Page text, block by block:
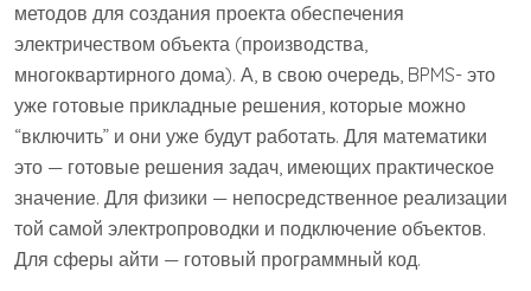
методов для создания проекта обеспечения
электричеством объекта (производства,
многоквартирного дома). А, в свою очередь, BPMS- это
уже готовые прикладные решения, которые можно
“включить” и они уже будут работать. Для математики
это — готовые решения задач, имеющих практическое
значение. Для физики — непосредственное реализации
той самой электропроводки и подключение объектов.
Для сферы айти — готовый программный код.